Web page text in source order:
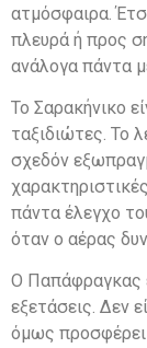
ατμόσφαιρα.
πλευρά ή προς
ανάλογα πάντα
Το Σαρακήνικο
ταξιδιώτες. Το
σχεδόν
πάντα έλεγχο
όταν ο αέρας
Ο Παπάφραγκας
εξετάσεις. Δεν
όμως προσφέρει